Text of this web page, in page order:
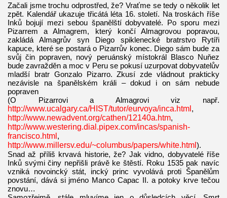
Začali jsme trochu odprostřed, že? Vraťme se tedy o několik let
zpět. Kalendář ukazuje třicátá léta 16. století. Na troskách říše
Inků bojují mezi sebou španělští dobyvatelé. Po sporu mezi
Pizarrem a Almagrem, který končí Almagrovou popravou,
zakládá Almagrův syn Diego spiklenecké bratrstvo Rytíři
kapuce, které se postará o Pizarrův konec. Diego sám bude za
svůj čin popraven, nový peruánský místokrál Blasco Nuňez
bude zavražděn a moc v Peru se pokusí uzurpovat dobyvatelův
mladší bratr Gonzalo Pizarro. Zkusí zde vládnout prakticky
nezávisle na španělském králi – dokud i on sám nebude
popraven
(O Pizarrovi a Almagrovi viz např.
http://www.ucalgary.ca/HIST/tutor/eurvoya/inca.html ,
http://www.newadvent.org/cathen/12140a.htm,
http://www.westering.dial.pipex.com/incas/spanish-
francisco.html ,
http://www.millersv.edu/~columbus/papers/white.html ).
Snad až příliš krvavá historie, že? Jak vidno, dobyvatelé říše
Inků svými činy nepřišli právě ke štěstí. Roku 1535 pak navíc
vzniká novoincký stát, incký princ vyvolává proti Španělům
povstání, dává si jméno Manco Capac II. a potoky krve tečou
znovu…